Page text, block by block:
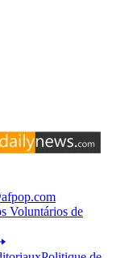
Voluntários de